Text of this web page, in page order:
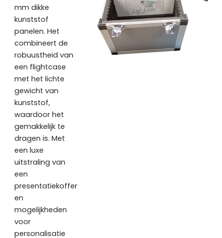
mm dikke
kunststof
panelen. Het
combineert de
robuustheid van
een flightcase
met het lichte
gewicht van
kunststof,
waardoor het
gemakkelijk te
dragen is. Met
een luxe
uitstraling van
een
presentatiekoffer
en
mogelijkheden
voor
personalisatie